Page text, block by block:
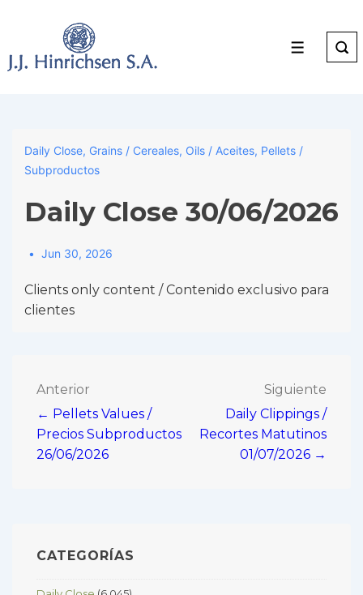
Main
Menu
Daily Close, Grains / Cereales, Oils / Aceites, Pellets /
Subproductos
Daily Close 30/06/2026
Jun 30, 2026
Clients only content / Contenido exclusivo para
clientes
Navegación
de
entradas
Anterior
← Pellets Values /
Precios Subproductos
26/06/2026
Siguiente
Daily Clippings /
Recortes Matutinos
01/07/2026 →
CATEGORÍAS